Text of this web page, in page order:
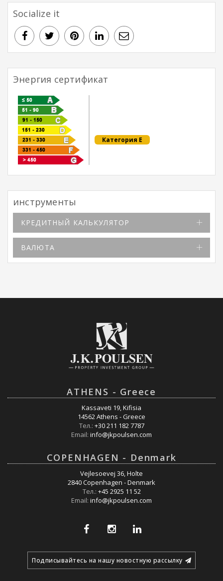
Socialize it
Энергия сертификат
Категория E
инструменты
КРЕДИТНЫЙ КАЛЬКУЛЯТОР
ВАЛЮТА
ATHENS - Greece
Kassaveti 19, Kifisia
14562 Athens - Greece
Тел.: +30 211 182 7787
Email: info@jkpoulsen.com
COPENHAGEN - Denmark
Vejlesoevej 36, Holte
2840 Copenhagen - Denmark
Тел.: +45 2925 11 52
Email: info@jkpoulsen.com
Подписывайтесь на нашу новостную рассылку